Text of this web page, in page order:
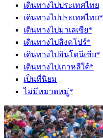
เดินทางไปประเทศไทย
เดินทางไปประเทศไทย*
เดินทางไปมาเลเซีย*
เดินทางไปสิงคโปร์*
เดินทางไปอินโดนีเซีย*
เดินทางไปเกาหลีใต้*
เป็นที่นิยม
ไม่มีหมวดหมู่*